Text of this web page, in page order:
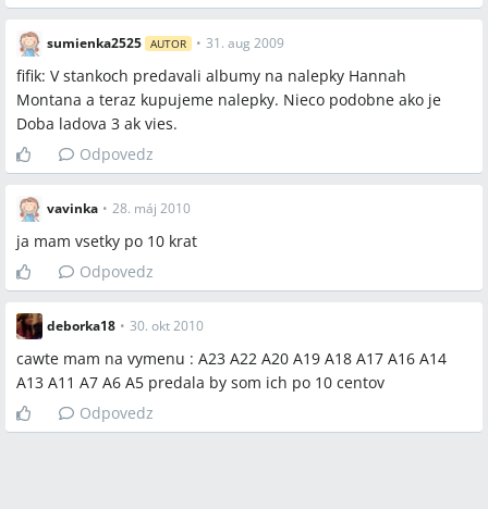
sumienka2525 AUTOR • 31. aug 2009
fifik: V stankoch predavali albumy na nalepky Hannah
Montana a teraz kupujeme nalepky. Nieco podobne ako je
Doba ladova 3 ak vies.
Odpovedz
vavinka • 28. máj 2010
ja mam vsetky po 10 krat
Odpovedz
deborka18 • 30. okt 2010
cawte mam na vymenu : A23 A22 A20 A19 A18 A17 A16 A14
A13 A11 A7 A6 A5 predala by som ich po 10 centov
Odpovedz